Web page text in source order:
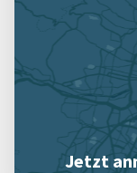
Jetzt